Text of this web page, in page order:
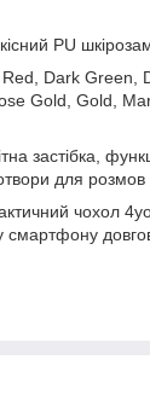
PU
Dark Green,
Gold, Gold,
застібка,
для розмов
чохол